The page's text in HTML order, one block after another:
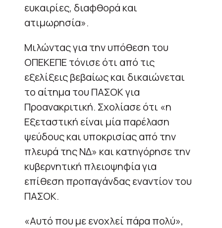
ευκαιρίες, διαφθορά και
ατιμωρησία».
Μιλώντας για την υπόθεση του
ΟΠΕΚΕΠΕ τόνισε ότι από τις
εξελίξεις βεβαίως και δικαιώνεται
το αίτημα του ΠΑΣΟΚ για
Προανακριτική. Σχολίασε ότι «η
Εξεταστική είναι μία παρέλαση
ψεύδους και υποκρισίας από την
πλευρά της ΝΔ» και κατηγόρησε την
κυβερνητική πλειοψηφία για
επίθεση προπαγάνδας εναντίον του
ΠΑΣΟΚ.
«Αυτό που με ενοχλεί πάρα πολύ»,